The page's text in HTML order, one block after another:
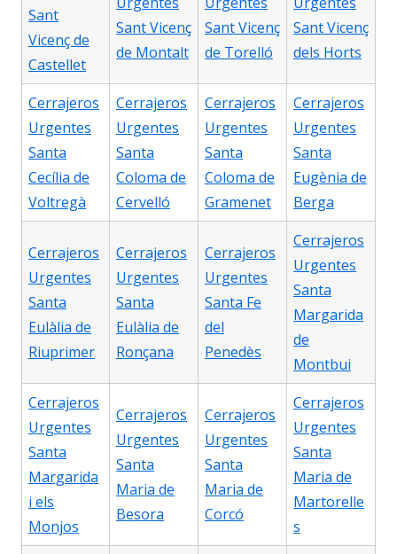
Sant
Vicenç de
Castellet
Sant Vicenç
de Montalt
Sant Vicenç
de Torelló
Sant Vicenç
dels Horts
Cerrajeros
Urgentes
Santa
Cecília de
Voltregà
Cerrajeros
Urgentes
Santa
Coloma de
Cervelló
Cerrajeros
Urgentes
Santa
Coloma de
Gramenet
Cerrajeros
Urgentes
Santa
Eugènia de
Berga
Cerrajeros
Urgentes
Santa
Eulàlia de
Riuprimer
Cerrajeros
Urgentes
Santa
Eulàlia de
Ronçana
Cerrajeros
Urgentes
Santa Fe
del
Penedès
Cerrajeros
Urgentes
Santa
Margarida
de
Montbui
Cerrajeros
Urgentes
Santa
Margarida
i els
Monjos
Cerrajeros
Urgentes
Santa
Maria de
Besora
Cerrajeros
Urgentes
Santa
Maria de
Corcó
Cerrajeros
Urgentes
Santa
Maria de
Martorelle
s